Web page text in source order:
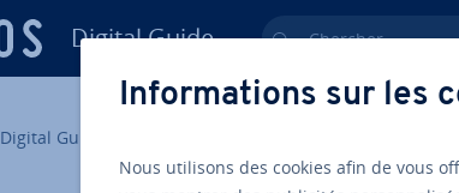
Digital Guide Chercher
Digital Guide
Informations sur les
Nous utilisons des cookies afin de vous